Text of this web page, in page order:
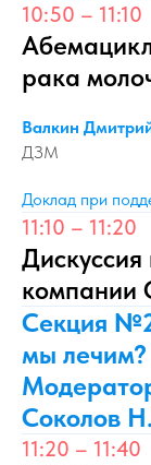
10:50 – 11:10
рака
Валкин
ДЗМ
Доклад при
11:10 – 11:20
компании
Секция
мы лечим?
Соколов
11:20 – 11:40